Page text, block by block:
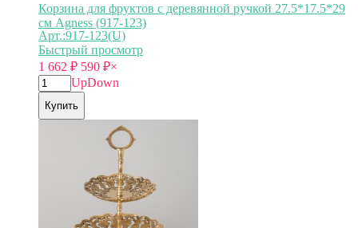
Корзина для фруктов с деревянной ручкой 27.5*17.5*29
см Agness (917-123)
Арт.:917-123(U)
Быстрый просмотр
1 662 ₽ 590 ₽×
UpDown
Купить